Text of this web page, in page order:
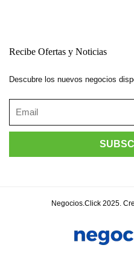
Recibe Ofertas y Noticias
Descubre los nuevos negocios
Negocios.Click 2025.